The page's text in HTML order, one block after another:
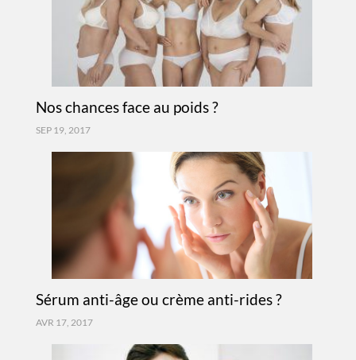
Nos chances face au poids ?
SEP 19, 2017
Sérum anti-âge ou crème anti-rides ?
AVR 17, 2017